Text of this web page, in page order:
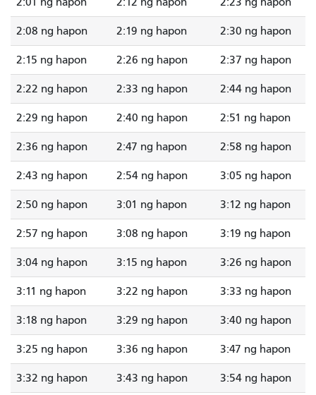
2:08 ng hapon 2:19 ng hapon 2:30 ng hapon
2:15 ng hapon 2:26 ng hapon 2:37 ng hapon
2:22 ng hapon 2:33 ng hapon 2:44 ng hapon
2:29 ng hapon 2:40 ng hapon 2:51 ng hapon
2:36 ng hapon 2:47 ng hapon 2:58 ng hapon
2:43 ng hapon 2:54 ng hapon 3:05 ng hapon
2:50 ng hapon 3:01 ng hapon 3:12 ng hapon
2:57 ng hapon 3:08 ng hapon 3:19 ng hapon
3:04 ng hapon 3:15 ng hapon 3:26 ng hapon
3:11 ng hapon 3:22 ng hapon 3:33 ng hapon
3:18 ng hapon 3:29 ng hapon 3:40 ng hapon
3:25 ng hapon 3:36 ng hapon 3:47 ng hapon
3:32 ng hapon 3:43 ng hapon 3:54 ng hapon